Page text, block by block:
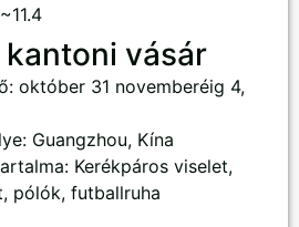
kantoni vásár
október 31 novemberéig 4,
Guangzhou, Kína
Kerékpáros viselet,
pólók, futballruha